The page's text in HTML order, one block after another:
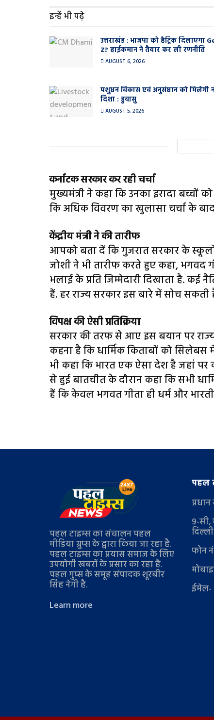
इन्हें भी पढ़े
उत्तराखंड : भाजपा को हैट्रिक दिलाएगा
Z? हाईकमान ने तैयार कर ली रणनीति
AUGUST 6, 2026
पशुधन विकास एवं अनुसंधान को मिलेगी
दिशा : डुवासु
AUGUST 5, 2026
कर्नाटक सरकार कर रही चर्चा
मुख्यमंत्री ने कहा कि उनका इरादा बच्चों
कि अधिक विवरण का खुलासा चर्चा के
केंद्रीय मंत्री ने की तारीफ
आपको बता दें कि गुजरात सरकार के स्कूलों
जोशी ने भी तारीफ करते हुए कहा, भगवद
भलाई के प्रति जिम्मेदारी दिखाता है. कई
हैं. हर राज्य सरकार इस बारे में सोच सकती
विपक्ष की ऐसी प्रतिक्रिया
सरकार की तरफ से आए इस बयान पर राज्‍य
कहना है कि धार्मिक किताबों को सिलेबस
भी कहा कि भारत एक ऐसा देश है जहां पर
से हुई बातचीत के दौरान कहा कि सभी
हैं कि केवल भगवत गीता ही धर्म और
पहल टाइम्स का संचालन पहल
मीडिया ग्रुप्स के द्वारा किया जा रहा है.
पहल टाइम्स का प्रयास समाज के लिए
उपयोगी खबरों के प्रसार का रहा है.
पहल गुप्स के समूह संपादक शूरबीर
सिंह नेगी है.
Learn more
पहल
9-
दिल्ली
फोन
ईमेल-